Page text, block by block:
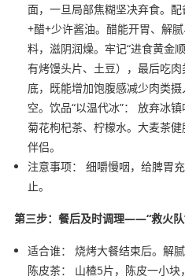
面，一旦局部焦糊坚决弃食。
+醋+少许酱油。醋能开胃、解
料，滋阴润燥。牢记“进食黄金
有烤馒头片、土豆），最后吃
底，既能增加饱腹感减少肉类
空。饮品“以温代冰”： 放弃冰
菊花枸杞茶、柠檬水。大麦茶
伴侣。
注意事项： 细嚼慢咽，给脾胃
止。
第三步：餐后及时调理——“救火队
适合谁： 烧烤大餐结束后。解
陈皮茶： 山楂5片，陈皮一小